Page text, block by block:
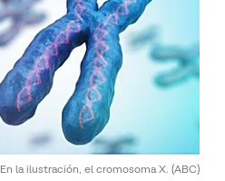
En la ilustración, el cromosoma X. (ABC)